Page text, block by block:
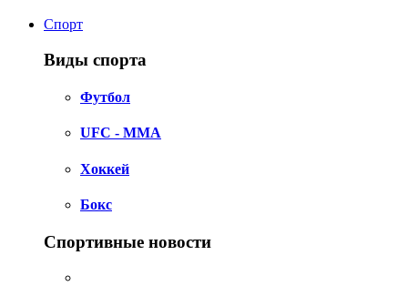
Спорт
Виды спорта
Футбол
UFC - MMA
Хоккей
Бокс
Спортивные новости